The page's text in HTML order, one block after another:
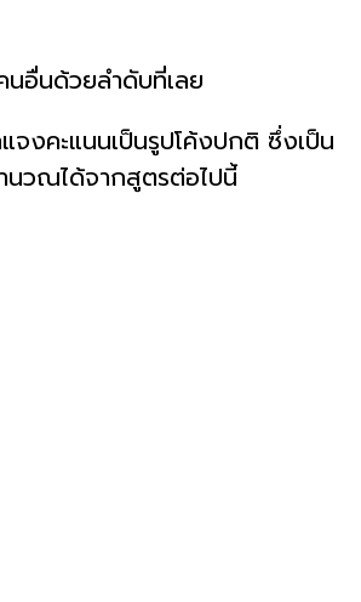
อื่นด้วยลำดับที่เลย
จงคะแนนเป็นรูปโค้งปกติ ซึ่งเป็น
นวณได้จากสูตรต่อไปนี้